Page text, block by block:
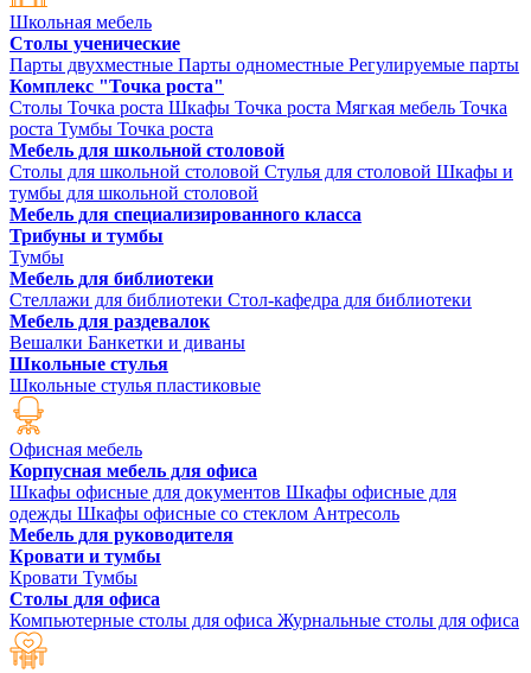
Школьная мебель
Столы ученические
Парты двухместные Парты одноместные Регулируемые парты
Комплекс "Точка роста"
Столы Точка роста Шкафы Точка роста Мягкая мебель Точка
роста Тумбы Точка роста
Мебель для школьной столовой
Столы для школьной столовой Стулья для столовой Шкафы и
тумбы для школьной столовой
Мебель для специализированного класса
Трибуны и тумбы
Тумбы
Мебель для библиотеки
Стеллажи для библиотеки Стол-кафедра для библиотеки
Мебель для раздевалок
Вешалки Банкетки и диваны
Школьные стулья
Школьные стулья пластиковые
Офисная мебель
Корпусная мебель для офиса
Шкафы офисные для документов Шкафы офисные для
одежды Шкафы офисные со стеклом Антресоль
Мебель для руководителя
Кровати и тумбы
Кровати Тумбы
Столы для офиса
Компьютерные столы для офиса Журнальные столы для офиса